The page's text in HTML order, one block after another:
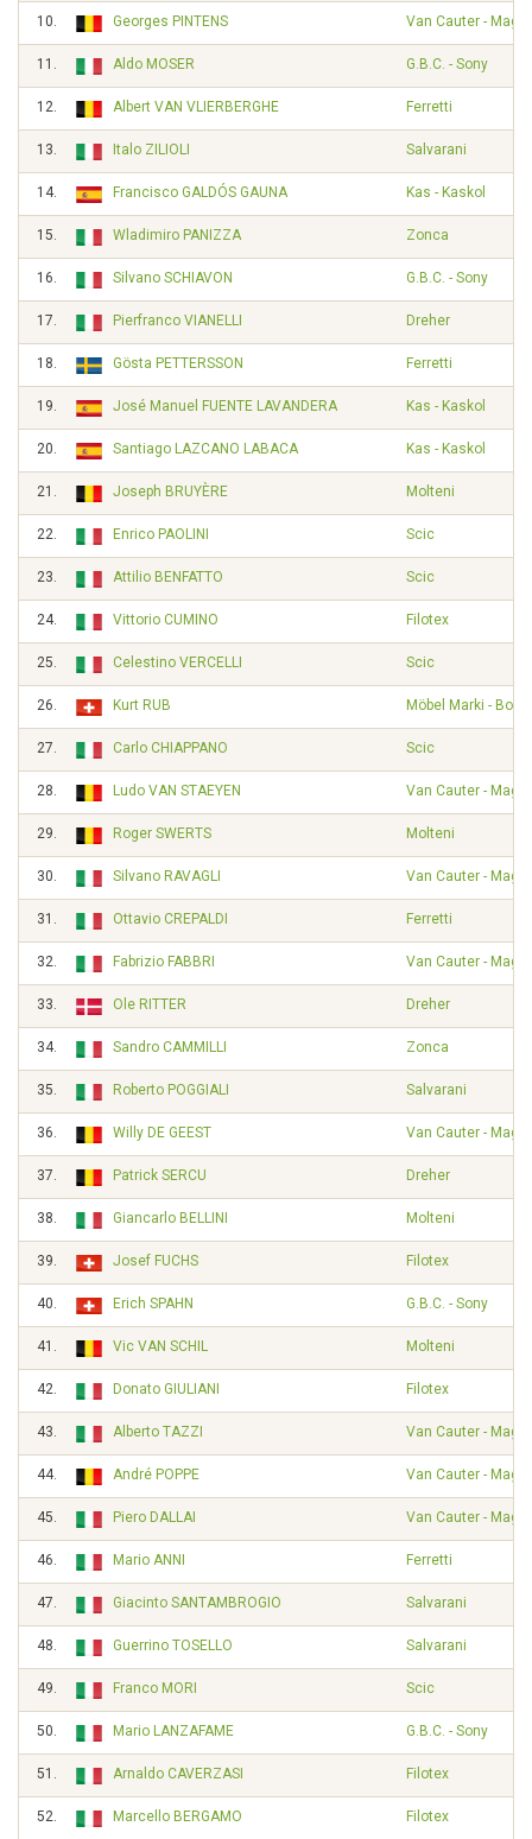
10. Georges PINTENS Van Cauter -
11. Aldo MOSER G.B.C. - Sony
12. Albert VAN VLIERBERGHE Ferretti
13. Italo ZILIOLI Salvarani
14. Francisco GALDÓS GAUNA Kas - Kaskol
15. Wladimiro PANIZZA Zonca
16. Silvano SCHIAVON G.B.C. - Sony
17. Pierfranco VIANELLI Dreher
18. Gösta PETTERSSON Ferretti
19. José Manuel FUENTE LAVANDERA Kas - Kaskol
20. Santiago LAZCANO LABACA Kas - Kaskol
21. Joseph BRUYÈRE Molteni
22. Enrico PAOLINI Scic
23. Attilio BENFATTO Scic
24. Vittorio CUMINO Filotex
25. Celestino VERCELLI Scic
26. Kurt RUB Möbel Marki -
27. Carlo CHIAPPANO Scic
28. Ludo VAN STAEYEN Van Cauter -
29. Roger SWERTS Molteni
30. Silvano RAVAGLI Van Cauter -
31. Ottavio CREPALDI Ferretti
32. Fabrizio FABBRI Van Cauter -
33. Ole RITTER Dreher
34. Sandro CAMMILLI Zonca
35. Roberto POGGIALI Salvarani
36. Willy DE GEEST Van Cauter -
37. Patrick SERCU Dreher
38. Giancarlo BELLINI Molteni
39. Josef FUCHS Filotex
40. Erich SPAHN G.B.C. - Sony
41. Vic VAN SCHIL Molteni
42. Donato GIULIANI Filotex
43. Alberto TAZZI Van Cauter -
44. André POPPE Van Cauter -
45. Piero DALLAI Van Cauter -
46. Mario ANNI Ferretti
47. Giacinto SANTAMBROGIO Salvarani
48. Guerrino TOSELLO Salvarani
49. Franco MORI Scic
50. Mario LANZAFAME G.B.C. - Sony
51. Arnaldo CAVERZASI Filotex
52. Marcello BERGAMO Filotex